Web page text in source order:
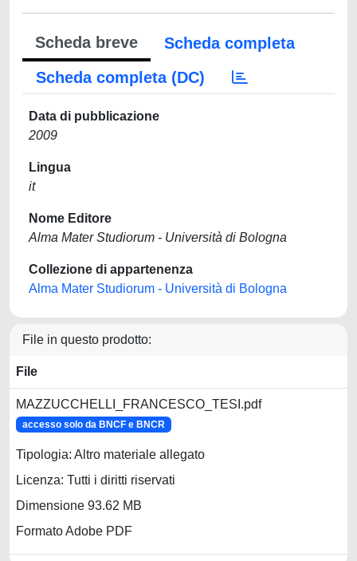
Scheda breve
Scheda completa
Scheda completa (DC)
Data di pubblicazione
2009
Lingua
it
Nome Editore
Alma Mater Studiorum - Università di Bologna
Collezione di appartenenza
Alma Mater Studiorum - Università di Bologna
File in questo prodotto:
File
MAZZUCCHELLI_FRANCESCO_TESI.pdf
accesso solo da BNCF e BNCR
Tipologia: Altro materiale allegato
Licenza: Tutti i diritti riservati
Dimensione 93.62 MB
Formato Adobe PDF